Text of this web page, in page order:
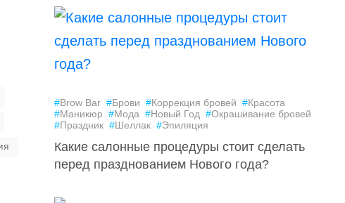
#Brow Bar #Брови #Коррекция бровей #Красота
#Маникюр #Мода #Новый Год #Окрашивание бровей
#Праздник #Шеллак #Эпиляция
Какие салонные процедуры стоит сделать
перед празднованием Нового года?